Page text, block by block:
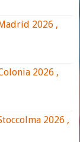
2026 ,
2026 ,
2026 ,